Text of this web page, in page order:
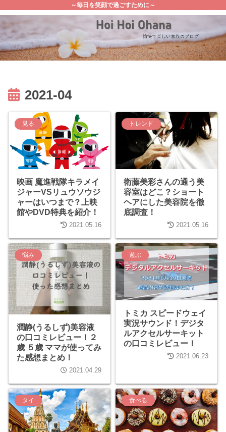
～毎日を笑顔で過ごすために～
2021-04
見る
映画 魔進戦隊キラメイ
ジャーVSリュウソウジ
ャーはいつまで？上映
館やDVD特典を紹介！
2021.05.16
トレンド
衛藤美彩さんの通う美
容室はどこ？ショート
ヘアにした美容院を徹
底調査！
2021.05.16
悩み
潤静(うるしず)美容液
の口コミレビュー！２
歳 ５歳 ママが使ってみ
た感想まとめ！
2021.04.29
遊ぶ
トミカ スピードウェイ
実況サウンド！デジタ
ルアクセルサーキット
の口コミレビュー！
2021.06.23
タイ 食べる